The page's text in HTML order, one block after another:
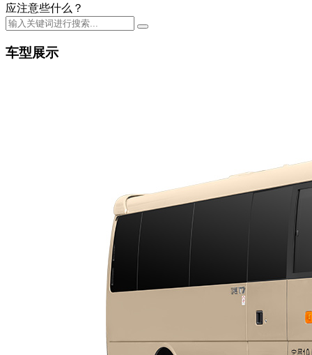
应注意些什么？
车型展示